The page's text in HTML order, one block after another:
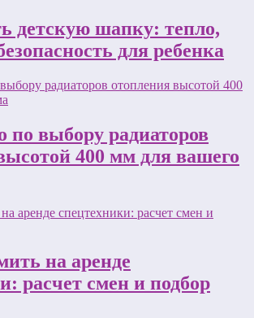
детскую шапку: тепло,
для ребенка
по выбору радиаторов
400 мм для вашего
на аренде
расчет смен и подбор